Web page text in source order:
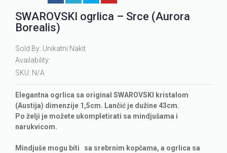
SWAROVSKI ogrlica – Srce (Aurora
Borealis)
Sold By: Unikatni Nakit
Availability:
SKU: N/A
Elegantna ogrlica sa original SWAROVSKI kristalom
(Austija) dimenzije 1,5cm. Lančić je dužine 43cm.
Po želji je možete ukompletirati sa mindjušama i
narukvicom.
Mindjuše mogu biti sa srebrnim kopčama, a ogrlica sa